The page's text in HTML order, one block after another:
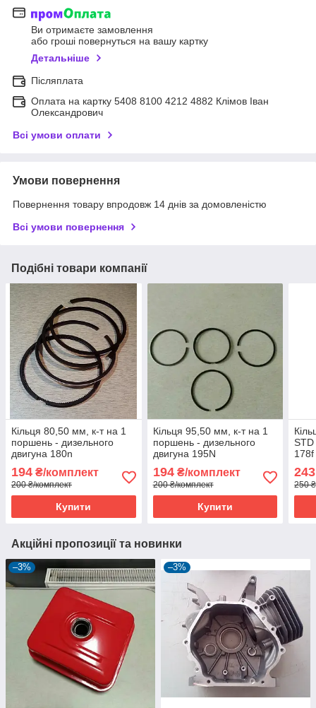
Ви отримаєте замовлення
або гроші повернуться на вашу картку
Детальніше
Післяплата
Оплата на картку 5408 8100 4212 4882 Клімов Іван
Олександрович
Всі умови оплати
Умови повернення
Повернення товару впродовж 14 днів за домовленістю
Всі умови повернення
Подібні товари компанії
Кільця 80,50 мм, к-т на 1
поршень - дизельного
двигуна 180n
194 ₴/комплект
200 ₴/комплект
Купити
Кільця 95,50 мм, к-т на 1
поршень - дизельного
двигуна 195N
194₴/комплект
200 ₴/комплект
Купити
STD
178f
243
250
Акційні пропозиції та новинки
–3% –3%